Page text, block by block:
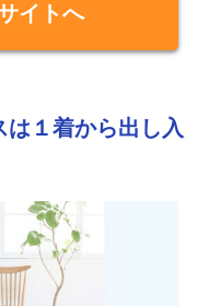
イトへ
は１着から出し入